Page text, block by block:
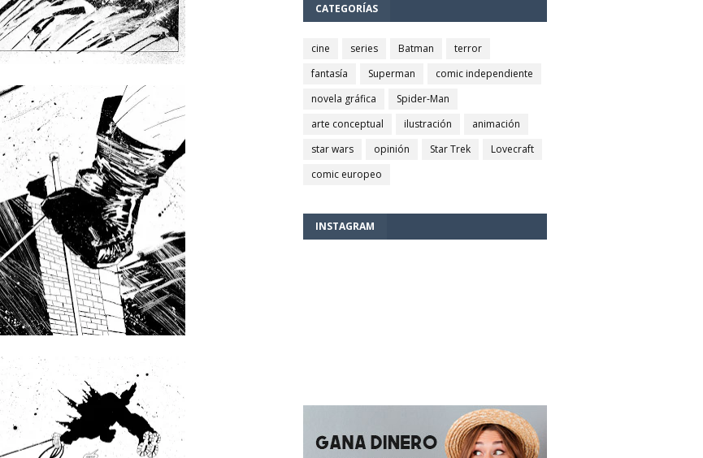
CATEGORÍAS
cine series Batman
terror
fantasía
Superman
comic independiente
novela gráfica
Spider-Man
arte conceptual
ilustración
animación
star wars
opinión Star Trek
Lovecraft
comic europeo
INSTAGRAM